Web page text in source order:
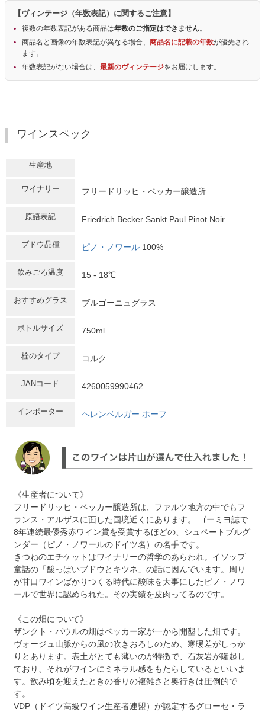
【ヴィンテージ（年数表記）に関するご注意】
複数の年数表記がある商品は年数のご指定はできません。
商品名と画像の年数表記が異なる場合、 商品名に記載の年数が優先され
ます。
年数表記がない場合は、 最新のヴィンテージをお届けします。
ワインスペック
生産地
ワイナリー フリードリッヒ・ベッカー醸造所
原語表記 Friedrich Becker Sankt Paul Pinot Noir
ブドウ品種 ピノ・ノワール 100%
飲みごろ温度 15 - 18℃
おすすめグラス ブルゴーニュグラス
ボトルサイズ 750ml
栓のタイプ コルク
JANコード 4260059990462
インポーター ヘレンベルガー ホーフ
《生産者について》
フリードリッヒ・ベッカー醸造所は、ファルツ地方の中でもフ
ランス・アルザスに面した国境近くにあります。 ゴーミヨ誌で
8年連続最優秀赤ワイン賞を受賞するほどの、シュペートブルグ
ンダー（ピノ・ノワールのドイツ名）の名手です。
きつねのエチケットはワイナリーの哲学のあらわれ。イソップ
童話の「酸っぱいブドウとキツネ」の話に因んでいます。周り
が甘口ワインばかりつくる時代に酸味を大事にしたピノ・ノワ
ールで世界に認められた。その実績を皮肉ってるのです。
《この畑について》
ザンクト・パウルの畑はベッカー家が一から開墾した畑です。
ヴォージュ山脈からの風の吹きおろしのため、寒暖差がしっか
りとあります。表土がとても薄いのが特徴で、石灰岩が隆起し
ており、それがワインにミネラル感をもたらしているといいま
す。飲み頃を迎えたときの香りの複雑さと奥行きは圧倒的で
す。
VDP（ドイツ高級ワイン生産者連盟）が認定するグローセ・ラ